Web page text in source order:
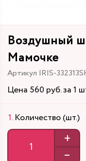
Воздушный
Мамочке
Артикул IRIS-
Цена 560 руб. за 1
Количество (шт.)
+
–